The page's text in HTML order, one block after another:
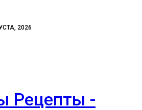
2026
Рецепты -